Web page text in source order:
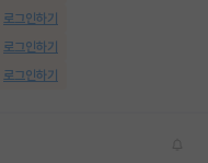
로그인하기
로그인하기
로그인하기